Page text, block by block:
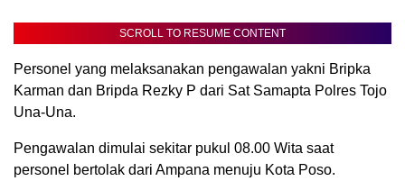
SCROLL TO RESUME CONTENT
Personel yang melaksanakan pengawalan yakni Bripka
Karman dan Bripda Rezky P dari Sat Samapta Polres Tojo
Una-Una.
Pengawalan dimulai sekitar pukul 08.00 Wita saat
personel bertolak dari Ampana menuju Kota Poso.